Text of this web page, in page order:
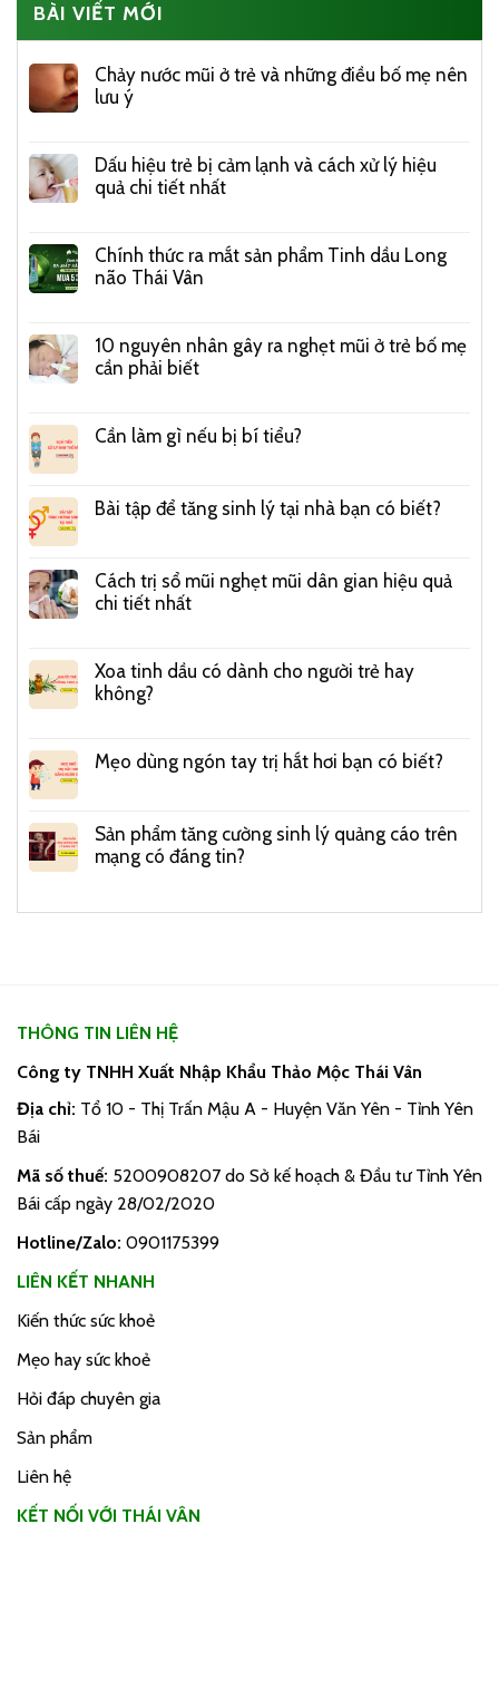
BÀI VIẾT MỚI
Chảy nước mũi ở trẻ và những điều bố mẹ nên
lưu ý
Dấu hiệu trẻ bị cảm lạnh và cách xử lý hiệu
quả chi tiết nhất
Chính thức ra mắt sản phẩm Tinh dầu Long
não Thái Vân
10 nguyên nhân gây ra nghẹt mũi ở trẻ bố mẹ
cần phải biết
Cần làm gì nếu bị bí tiểu?
Bài tập để tăng sinh lý tại nhà bạn có biết?
Cách trị sổ mũi nghẹt mũi dân gian hiệu quả
chi tiết nhất
Xoa tinh dầu có dành cho người trẻ hay
không?
Mẹo dùng ngón tay trị hắt hơi bạn có biết?
Sản phẩm tăng cường sinh lý quảng cáo trên
mạng có đáng tin?
THÔNG TIN LIÊN HỆ
Công ty TNHH Xuất Nhập Khẩu Thảo Mộc Thái Vân
Địa chỉ: Tổ 10 - Thị Trấn Mậu A - Huyện Văn Yên - Tỉnh Yên
Bái
Mã số thuế: 5200908207 do Sở kế hoạch & Đầu tư Tỉnh Yên
Bái cấp ngày 28/02/2020
Hotline/Zalo: 0901175399
LIÊN KẾT NHANH
Kiến thức sức khoẻ
Mẹo hay sức khoẻ
Hỏi đáp chuyên gia
Sản phẩm
Liên hệ
KẾT NỐI VỚI THÁI VÂN